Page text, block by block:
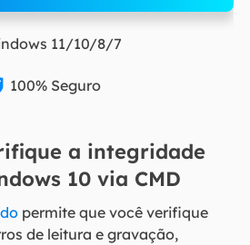
11/10/8/7
100% Seguro
a integridade
10 via CMD
permite que você verifique
de leitura e gravação,